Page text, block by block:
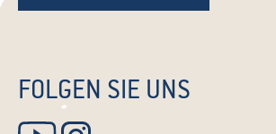
FOLGEN SIE UNS